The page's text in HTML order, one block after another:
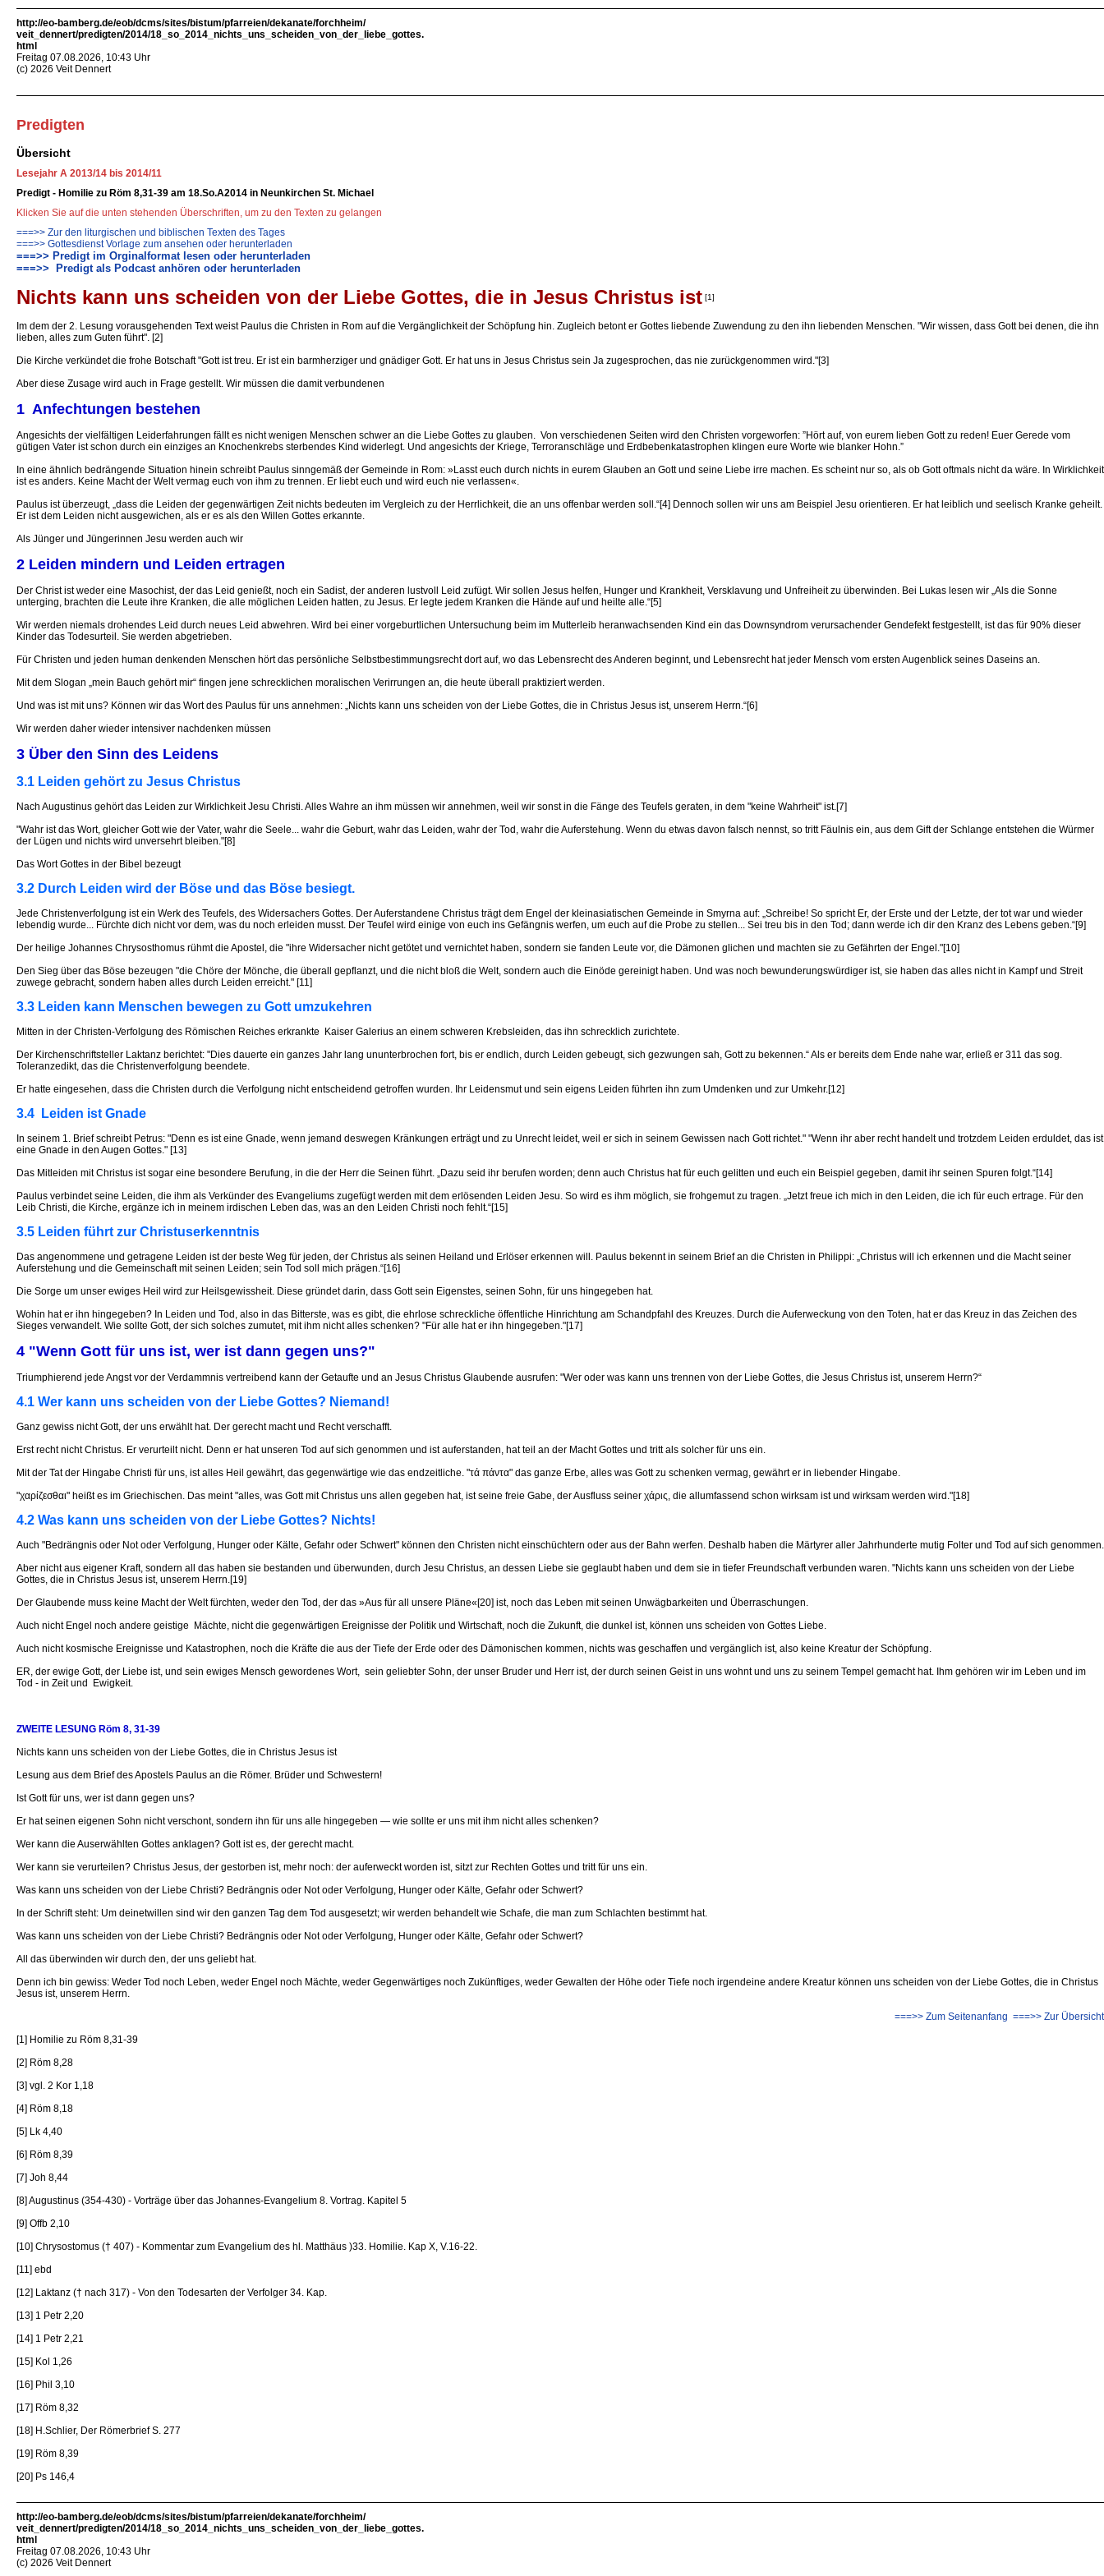
http://eo-bamberg.de/eob/dcms/sites/bistum/pfarreien/dekanate/forchheim/
veit_dennert/predigten/2014/18_so_2014_nichts_uns_scheiden_von_der_liebe_gottes.
html
Freitag 07.08.2026, 10:43 Uhr
(c) 2026 Veit Dennert
Predigten
Übersicht
Lesejahr A 2013/14 bis 2014/11
Predigt - Homilie zu Röm 8,31-39 am 18.So.A2014 in Neunkirchen St. Michael
Klicken Sie auf die unten stehenden Überschriften, um zu den Texten zu gelangen
===>> Zur den liturgischen und biblischen Texten des Tages
===>> Gottesdienst Vorlage zum ansehen oder herunterladen
===>> Predigt im Orginalformat lesen oder herunterladen
===>> Predigt als Podcast anhören oder herunterladen
Nichts kann uns scheiden von der Liebe Gottes, die in Jesus Christus ist [1]
Im dem der 2. Lesung vorausgehenden Text weist Paulus die Christen in Rom auf die Vergänglichkeit der Schöpfung hin. Zugleich betont er Gottes liebende Zuwendung zu den ihn liebenden Menschen. "Wir wissen, dass Gott bei denen, die ihn
lieben, alles zum Guten führt". [2]
Die Kirche verkündet die frohe Botschaft "Gott ist treu. Er ist ein barmherziger und gnädiger Gott. Er hat uns in Jesus Christus sein Ja zugesprochen, das nie zurückgenommen wird."[3]
Aber diese Zusage wird auch in Frage gestellt. Wir müssen die damit verbundenen
1 Anfechtungen bestehen
Angesichts der vielfältigen Leiderfahrungen fällt es nicht wenigen Menschen schwer an die Liebe Gottes zu glauben. Von verschiedenen Seiten wird den Christen vorgeworfen: ”Hört auf, von eurem lieben Gott zu reden! Euer Gerede vom
gütigen Vater ist schon durch ein einziges an Knochenkrebs sterbendes Kind widerlegt. Und angesichts der Kriege, Terroranschläge und Erdbebenkatastrophen klingen eure Worte wie blanker Hohn.”
In eine ähnlich bedrängende Situation hinein schreibt Paulus sinngemäß der Gemeinde in Rom: »Lasst euch durch nichts in eurem Glauben an Gott und seine Liebe irre machen. Es scheint nur so, als ob Gott oftmals nicht da wäre. In Wirklichkeit
ist es anders. Keine Macht der Welt vermag euch von ihm zu trennen. Er liebt euch und wird euch nie verlassen«.
Paulus ist überzeugt, „dass die Leiden der gegenwärtigen Zeit nichts bedeuten im Vergleich zu der Herrlichkeit, die an uns offenbar werden soll.“[4] Dennoch sollen wir uns am Beispiel Jesu orientieren. Er hat leiblich und seelisch Kranke geheilt.
Er ist dem Leiden nicht ausgewichen, als er es als den Willen Gottes erkannte.
Als Jünger und Jüngerinnen Jesu werden auch wir
2 Leiden mindern und Leiden ertragen
Der Christ ist weder eine Masochist, der das Leid genießt, noch ein Sadist, der anderen lustvoll Leid zufügt. Wir sollen Jesus helfen, Hunger und Krankheit, Versklavung und Unfreiheit zu überwinden. Bei Lukas lesen wir „Als die Sonne
unterging, brachten die Leute ihre Kranken, die alle möglichen Leiden hatten, zu Jesus. Er legte jedem Kranken die Hände auf und heilte alle.“[5]
Wir werden niemals drohendes Leid durch neues Leid abwehren. Wird bei einer vorgeburtlichen Untersuchung beim im Mutterleib heranwachsenden Kind ein das Downsyndrom verursachender Gendefekt festgestellt, ist das für 90% dieser
Kinder das Todesurteil. Sie werden abgetrieben.
Für Christen und jeden human denkenden Menschen hört das persönliche Selbstbestimmungsrecht dort auf, wo das Lebensrecht des Anderen beginnt, und Lebensrecht hat jeder Mensch vom ersten Augenblick seines Daseins an.
Mit dem Slogan „mein Bauch gehört mir“ fingen jene schrecklichen moralischen Verirrungen an, die heute überall praktiziert werden.
Und was ist mit uns? Können wir das Wort des Paulus für uns annehmen: „Nichts kann uns scheiden von der Liebe Gottes, die in Christus Jesus ist, unserem Herrn.“[6]
Wir werden daher wieder intensiver nachdenken müssen
3 Über den Sinn des Leidens
3.1 Leiden gehört zu Jesus Christus
Nach Augustinus gehört das Leiden zur Wirklichkeit Jesu Christi. Alles Wahre an ihm müssen wir annehmen, weil wir sonst in die Fänge des Teufels geraten, in dem "keine Wahrheit" ist.[7]
"Wahr ist das Wort, gleicher Gott wie der Vater, wahr die Seele... wahr die Geburt, wahr das Leiden, wahr der Tod, wahr die Auferstehung. Wenn du etwas davon falsch nennst, so tritt Fäulnis ein, aus dem Gift der Schlange entstehen die Würmer
der Lügen und nichts wird unversehrt bleiben."[8]
Das Wort Gottes in der Bibel bezeugt
3.2 Durch Leiden wird der Böse und das Böse besiegt.
Jede Christenverfolgung ist ein Werk des Teufels, des Widersachers Gottes. Der Auferstandene Christus trägt dem Engel der kleinasiatischen Gemeinde in Smyrna auf: „Schreibe! So spricht Er, der Erste und der Letzte, der tot war und wieder
lebendig wurde... Fürchte dich nicht vor dem, was du noch erleiden musst. Der Teufel wird einige von euch ins Gefängnis werfen, um euch auf die Probe zu stellen... Sei treu bis in den Tod; dann werde ich dir den Kranz des Lebens geben.“[9]
Der heilige Johannes Chrysosthomus rühmt die Apostel, die "ihre Widersacher nicht getötet und vernichtet haben, sondern sie fanden Leute vor, die Dämonen glichen und machten sie zu Gefährten der Engel."[10]
Den Sieg über das Böse bezeugen "die Chöre der Mönche, die überall gepflanzt, und die nicht bloß die Welt, sondern auch die Einöde gereinigt haben. Und was noch bewunderungswürdiger ist, sie haben das alles nicht in Kampf und Streit
zuwege gebracht, sondern haben alles durch Leiden erreicht." [11]
3.3 Leiden kann Menschen bewegen zu Gott umzukehren
Mitten in der Christen-Verfolgung des Römischen Reiches erkrankte Kaiser Galerius an einem schweren Krebsleiden, das ihn schrecklich zurichtete.
Der Kirchenschriftsteller Laktanz berichtet: "Dies dauerte ein ganzes Jahr lang ununterbrochen fort, bis er endlich, durch Leiden gebeugt, sich gezwungen sah, Gott zu bekennen.“ Als er bereits dem Ende nahe war, erließ er 311 das sog.
Toleranzedikt, das die Christenverfolgung beendete.
Er hatte eingesehen, dass die Christen durch die Verfolgung nicht entscheidend getroffen wurden. Ihr Leidensmut und sein eigens Leiden führten ihn zum Umdenken und zur Umkehr.[12]
3.4 Leiden ist Gnade
In seinem 1. Brief schreibt Petrus: "Denn es ist eine Gnade, wenn jemand deswegen Kränkungen erträgt und zu Unrecht leidet, weil er sich in seinem Gewissen nach Gott richtet." "Wenn ihr aber recht handelt und trotzdem Leiden erduldet, das ist
eine Gnade in den Augen Gottes." [13]
Das Mitleiden mit Christus ist sogar eine besondere Berufung, in die der Herr die Seinen führt. „Dazu seid ihr berufen worden; denn auch Christus hat für euch gelitten und euch ein Beispiel gegeben, damit ihr seinen Spuren folgt.“[14]
Paulus verbindet seine Leiden, die ihm als Verkünder des Evangeliums zugefügt werden mit dem erlösenden Leiden Jesu. So wird es ihm möglich, sie frohgemut zu tragen. „Jetzt freue ich mich in den Leiden, die ich für euch ertrage. Für den
Leib Christi, die Kirche, ergänze ich in meinem irdischen Leben das, was an den Leiden Christi noch fehlt.“[15]
3.5 Leiden führt zur Christuserkenntnis
Das angenommene und getragene Leiden ist der beste Weg für jeden, der Christus als seinen Heiland und Erlöser erkennen will. Paulus bekennt in seinem Brief an die Christen in Philippi: „Christus will ich erkennen und die Macht seiner
Auferstehung und die Gemeinschaft mit seinen Leiden; sein Tod soll mich prägen.“[16]
Die Sorge um unser ewiges Heil wird zur Heilsgewissheit. Diese gründet darin, dass Gott sein Eigenstes, seinen Sohn, für uns hingegeben hat.
Wohin hat er ihn hingegeben? In Leiden und Tod, also in das Bitterste, was es gibt, die ehrlose schreckliche öffentliche Hinrichtung am Schandpfahl des Kreuzes. Durch die Auferweckung von den Toten, hat er das Kreuz in das Zeichen des
Sieges verwandelt. Wie sollte Gott, der sich solches zumutet, mit ihm nicht alles schenken? "Für alle hat er ihn hingegeben."[17]
4 "Wenn Gott für uns ist, wer ist dann gegen uns?"
Triumphierend jede Angst vor der Verdammnis vertreibend kann der Getaufte und an Jesus Christus Glaubende ausrufen: "Wer oder was kann uns trennen von der Liebe Gottes, die Jesus Christus ist, unserem Herrn?“
4.1 Wer kann uns scheiden von der Liebe Gottes? Niemand!
Ganz gewiss nicht Gott, der uns erwählt hat. Der gerecht macht und Recht verschafft.
Erst recht nicht Christus. Er verurteilt nicht. Denn er hat unseren Tod auf sich genommen und ist auferstanden, hat teil an der Macht Gottes und tritt als solcher für uns ein.
Mit der Tat der Hingabe Christi für uns, ist alles Heil gewährt, das gegenwärtige wie das endzeitliche. "τά πάντα" das ganze Erbe, alles was Gott zu schenken vermag, gewährt er in liebender Hingabe.
"χαρίζεσθαι" heißt es im Griechischen. Das meint "alles, was Gott mit Christus uns allen gegeben hat, ist seine freie Gabe, der Ausfluss seiner χάρις, die allumfassend schon wirksam ist und wirksam werden wird."[18]
4.2 Was kann uns scheiden von der Liebe Gottes? Nichts!
Auch "Bedrängnis oder Not oder Verfolgung, Hunger oder Kälte, Gefahr oder Schwert" können den Christen nicht einschüchtern oder aus der Bahn werfen. Deshalb haben die Märtyrer aller Jahrhunderte mutig Folter und Tod auf sich genommen.
Aber nicht aus eigener Kraft, sondern all das haben sie bestanden und überwunden, durch Jesu Christus, an dessen Liebe sie geglaubt haben und dem sie in tiefer Freundschaft verbunden waren. "Nichts kann uns scheiden von der Liebe
Gottes, die in Christus Jesus ist, unserem Herrn.[19]
Der Glaubende muss keine Macht der Welt fürchten, weder den Tod, der das »Aus für all unsere Pläne«[20] ist, noch das Leben mit seinen Unwägbarkeiten und Überraschungen.
Auch nicht Engel noch andere geistige Mächte, nicht die gegenwärtigen Ereignisse der Politik und Wirtschaft, noch die Zukunft, die dunkel ist, können uns scheiden von Gottes Liebe.
Auch nicht kosmische Ereignisse und Katastrophen, noch die Kräfte die aus der Tiefe der Erde oder des Dämonischen kommen, nichts was geschaffen und vergänglich ist, also keine Kreatur der Schöpfung.
ER, der ewige Gott, der Liebe ist, und sein ewiges Mensch gewordenes Wort, sein geliebter Sohn, der unser Bruder und Herr ist, der durch seinen Geist in uns wohnt und uns zu seinem Tempel gemacht hat. Ihm gehören wir im Leben und im
Tod - in Zeit und Ewigkeit.
ZWEITE LESUNG Röm 8, 31-39
Nichts kann uns scheiden von der Liebe Gottes, die in Christus Jesus ist
Lesung aus dem Brief des Apostels Paulus an die Römer. Brüder und Schwestern!
Ist Gott für uns, wer ist dann gegen uns?
Er hat seinen eigenen Sohn nicht verschont, sondern ihn für uns alle hingegeben — wie sollte er uns mit ihm nicht alles schenken?
Wer kann die Auserwählten Gottes anklagen? Gott ist es, der gerecht macht.
Wer kann sie verurteilen? Christus Jesus, der gestorben ist, mehr noch: der auferweckt worden ist, sitzt zur Rechten Gottes und tritt für uns ein.
Was kann uns scheiden von der Liebe Christi? Bedrängnis oder Not oder Verfolgung, Hunger oder Kälte, Gefahr oder Schwert?
In der Schrift steht: Um deinetwillen sind wir den ganzen Tag dem Tod ausgesetzt; wir werden behandelt wie Schafe, die man zum Schlachten bestimmt hat.
Was kann uns scheiden von der Liebe Christi? Bedrängnis oder Not oder Verfolgung, Hunger oder Kälte, Gefahr oder Schwert?
All das überwinden wir durch den, der uns geliebt hat.
Denn ich bin gewiss: Weder Tod noch Leben, weder Engel noch Mächte, weder Gegenwärtiges noch Zukünftiges, weder Gewalten der Höhe oder Tiefe noch irgendeine andere Kreatur können uns scheiden von der Liebe Gottes, die in Christus
Jesus ist, unserem Herrn.
===>> Zum Seitenanfang ===>> Zur Übersicht
[1] Homilie zu Röm 8,31-39
[2] Röm 8,28
[3] vgl. 2 Kor 1,18
[4] Röm 8,18
[5] Lk 4,40
[6] Röm 8,39
[7] Joh 8,44
[8] Augustinus (354-430) - Vorträge über das Johannes-Evangelium 8. Vortrag. Kapitel 5
[9] Offb 2,10
[10] Chrysostomus († 407) - Kommentar zum Evangelium des hl. Matthäus )33. Homilie. Kap X, V.16-22.
[11] ebd
[12] Laktanz († nach 317) - Von den Todesarten der Verfolger 34. Kap.
[13] 1 Petr 2,20
[14] 1 Petr 2,21
[15] Kol 1,26
[16] Phil 3,10
[17] Röm 8,32
[18] H.Schlier, Der Römerbrief S. 277
[19] Röm 8,39
[20] Ps 146,4
http://eo-bamberg.de/eob/dcms/sites/bistum/pfarreien/dekanate/forchheim/
veit_dennert/predigten/2014/18_so_2014_nichts_uns_scheiden_von_der_liebe_gottes.
html
Freitag 07.08.2026, 10:43 Uhr
(c) 2026 Veit Dennert